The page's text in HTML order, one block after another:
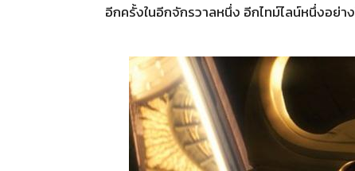
อีกครั้งในอีกจักรวาลหนึ่ง อีกไทม์ไลน์หนึ่งอย่า